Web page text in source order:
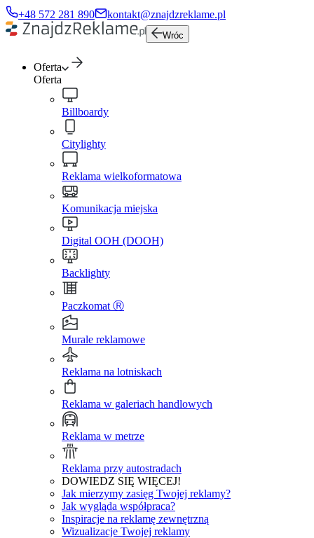
+48 572 281 890 kontakt@znajdzreklame.pl
Wróc
Oferta
Oferta
Billboardy
Citylighty
Reklama wielkoformatowa
Komunikacja miejska
Digital OOH (DOOH)
Backlighty
Paczkomat Ⓡ
Murale reklamowe
Reklama na lotniskach
Reklama w galeriach handlowych
Reklama w metrze
Reklama przy autostradach
DOWIEDZ SIĘ WIĘCEJ!
Jak mierzymy zasięg Twojej reklamy?
Jak wygląda współpraca?
Inspiracje na reklamę zewnętrzną
Wizualizacje Twojej reklamy